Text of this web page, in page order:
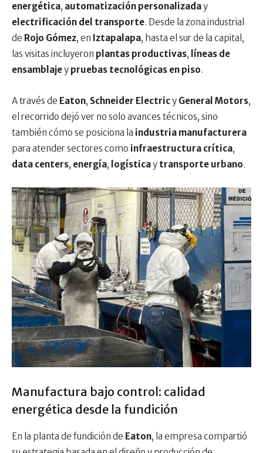
energética, automatización personalizaday
electrificación del transporte. Desde la zona industrial
de Rojo Gómez, en Iztapalapa, hasta el sur de la capital,
las visitas incluyeron plantas productivas, líneas de
ensamblajey pruebas tecnológicas en piso.
A través de Eaton, Schneider Electricy General Motors,
el recorrido dejó ver no solo avances técnicos, sino
también cómo se posiciona la industria manufacturera
para atender sectores como infraestructura crítica,
data centers, energía, logísticay transporte urbano.
Manufactura bajo control: calidad
energética desde la fundición
En la planta de fundición de Eaton, la empresa compartió